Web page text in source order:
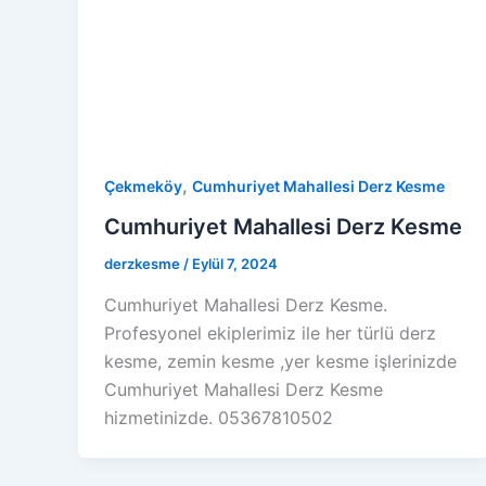
Çekmeköy, Cumhuriyet Mahallesi Derz Kesme
Cumhuriyet Mahallesi Derz Kesme
derzkesme/ Eylül 7, 2024
Cumhuriyet Mahallesi Derz Kesme.
Profesyonel ekiplerimiz ile her türlü derz
kesme, zemin kesme ,yer kesme işlerinizde
Cumhuriyet Mahallesi Derz Kesme
hizmetinizde. 05367810502